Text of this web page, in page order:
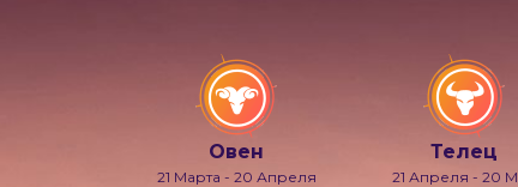
Овен
21 Марта - 20 Апреля
Телец
21 Апреля - 20